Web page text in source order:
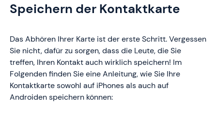
Speichern der Kontaktkarte
Das Abhören Ihrer Karte ist der erste Schritt. Vergessen
Sie nicht, dafür zu sorgen, dass die Leute, die Sie
treffen, Ihren Kontakt auch wirklich speichern! Im
Folgenden finden Sie eine Anleitung, wie Sie Ihre
Kontaktkarte sowohl auf iPhones als auch auf
Androiden speichern können: